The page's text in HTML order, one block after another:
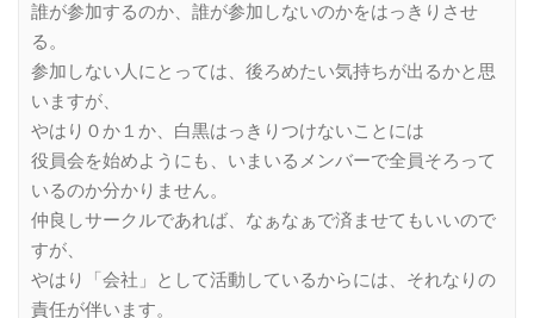
誰が参加するのか、誰が参加しないのかをはっきりさせ
る。
参加しない人にとっては、後ろめたい気持ちが出るかと思
いますが、
やはり０か１か、白黒はっきりつけないことには
役員会を始めようにも、いまいるメンバーで全員そろって
いるのか分かりません。
仲良しサークルであれば、なぁなぁで済ませてもいいので
すが、
やはり「会社」として活動しているからには、それなりの
責任が伴います。